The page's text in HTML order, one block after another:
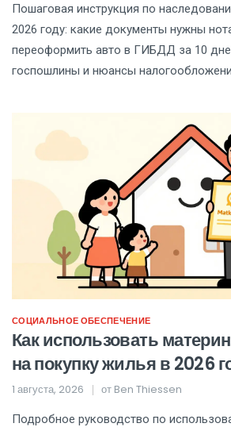
Пошаговая инструкция по
2026 году: какие документы нужны
переоформить авто в ГИБДД за 10
госпошлины и нюансы
СОЦИАЛЬНОЕ ОБЕСПЕЧЕНИЕ
Как использовать
на покупку жилья в 2026
пошаговая инструкция
1 августа, 2026 от Ben Thiessen
Подробное руководство по